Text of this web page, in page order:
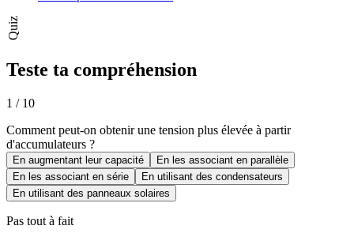
Quiz
Teste ta compréhension
1 / 10
Comment peut-on obtenir une tension plus élevée à partir
d'accumulateurs ?
En augmentant leur capacité
En les associant en parallèle
En les associant en série
En utilisant des condensateurs
En utilisant des panneaux solaires
Pas tout à fait